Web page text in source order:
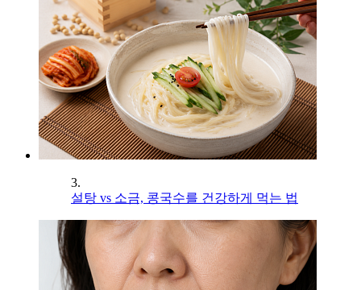
3.
설탕 vs 소금, 콩국수를 건강하게 먹는 법